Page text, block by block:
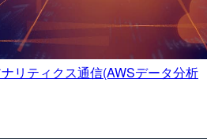
リティクス通信(AWSデータ分析